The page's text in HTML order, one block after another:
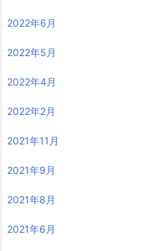
2022年6月
2022年5月
2022年4月
2022年2月
2021年11月
2021年9月
2021年8月
2021年6月